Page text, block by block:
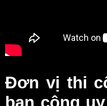
Đơn vị thi
ban công